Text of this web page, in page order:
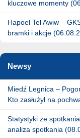
kluczowe momenty
Hapoel Tel Awiw –
bramki i akcje
Newsy
Miedź Legnica –
Kto zasłużył na
Statystyki ze
analiza spotkania